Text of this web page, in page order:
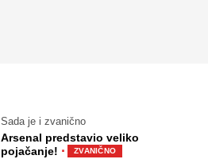
Sada je i zvanično
Arsenal predstavio veliko
pojačanje! · ZVANIČNO